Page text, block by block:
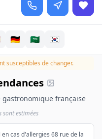
🇩🇪 🇸🇦 🇰🇷
susceptibles de changer.
française
sont estimées
cas d'allergies 68 rue de la